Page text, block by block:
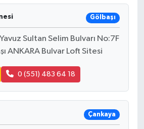
Gölbaşı
Sultan Selim Bulvarı No:7F
ANKARA Bulvar Loft Sitesi
0 (551) 483 64 18
Çankaya